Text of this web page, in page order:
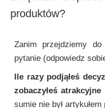
produktów?
Zanim przejdziemy
pytanie (odpowiedz
Ile razy podjąłeś
zobaczyłeś
sumie nie był